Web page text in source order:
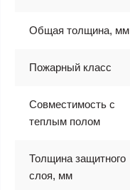
Общая толщина, мм
Пожарный класс
Совместимость с
теплым полом
Толщина защитного
слоя, мм